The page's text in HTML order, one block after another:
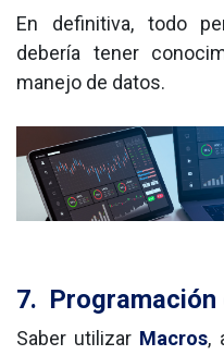
En definitiva, todo
debería tener
manejo de datos.
7. Programación
Saber utilizar Macros,